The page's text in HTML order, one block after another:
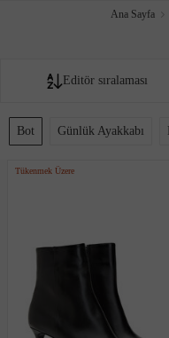
Ana Sayfa
Editör sıralaması
Çok satanlar
Akıllı sıralama
Yeni Eklenenler
Bot Günlük Ayakkabı
Tükenmek Üzere